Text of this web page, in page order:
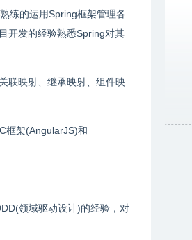
练的运用Spring框架管理各
开发的经验熟悉Spring对其
联映射、继承映射、组件映
框架(AngularJS)和
领域驱动设计)的经验，对